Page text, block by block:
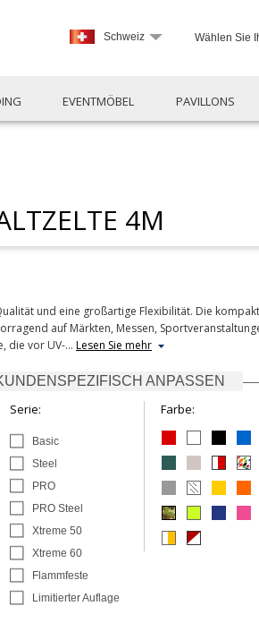
Wählen Sie
Schweiz
EVENTMÖBEL PAVILLONS
4M
und eine großartige Flexibilität. Die
auf Märkten, Messen,
die vor UV-… Lesen Sie mehr
ANPASSEN
Serie:
Basic
Steel
PRO
PRO Steel
Xtreme 50
Xtreme 60
Flammfeste
Limitierter Auflage
Farbe: